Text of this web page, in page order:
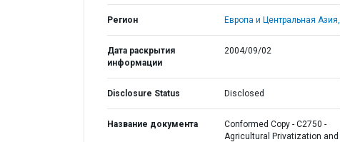
Регион Европа и Центральная Азия,
Дата раскрытия
информации
2004/09/02
Disclosure Status Disclosed
Название документа
Conformed Copy - C2750 -
Agricultural Privatization and